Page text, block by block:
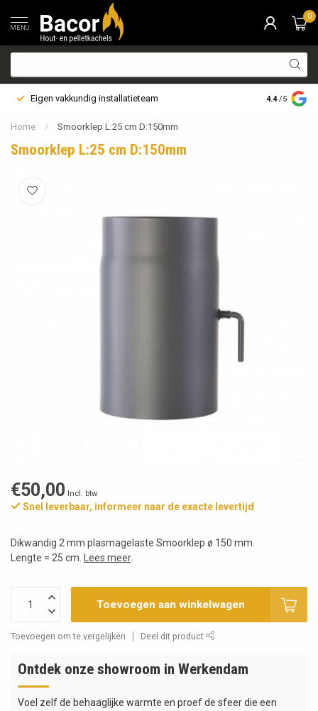
MENU
0
Eigen vakkundig installatieteam Bezorging
4.4 /5
Home / Smoorklep L:25 cm D:150mm
Smoorklep L:25 cm D:150mm
€50,00 Incl. btw
Snel leverbaar, informeer naar de exacte levertijd
Dikwandig 2 mm plasmagelaste Smoorklep ø 150 mm.
Lengte = 25 cm.
Lees meer.
Toevoegen aan winkelwagen
Toevoegen om te vergelijken Deel dit product
Ontdek onze showroom in Werkendam
Voel zelf de behaaglijke warmte en proef de sfeer die een